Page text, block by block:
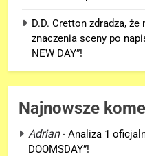
D.D. Cretton zdradza,
znaczenia sceny po
NEW DAY”!
Najnowsze
Adrian- Analiza 1
DOOMSDAY”!